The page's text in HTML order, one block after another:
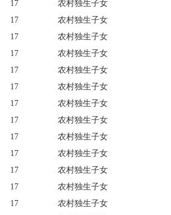
17 农村独生子女
17 农村独生子女
17 农村独生子女
17 农村独生子女
17 农村独生子女
17 农村独生子女
17 农村独生子女
17 农村独生子女
17 农村独生子女
17 农村独生子女
17 农村独生子女
17 农村独生子女
17 农村独生子女